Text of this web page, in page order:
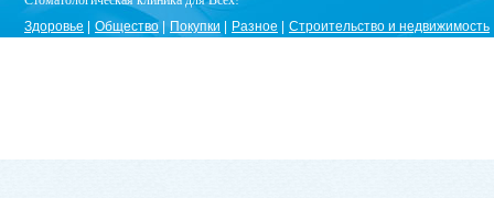
Здоровье
Общество Покупки Разное Строительство и недвижимость